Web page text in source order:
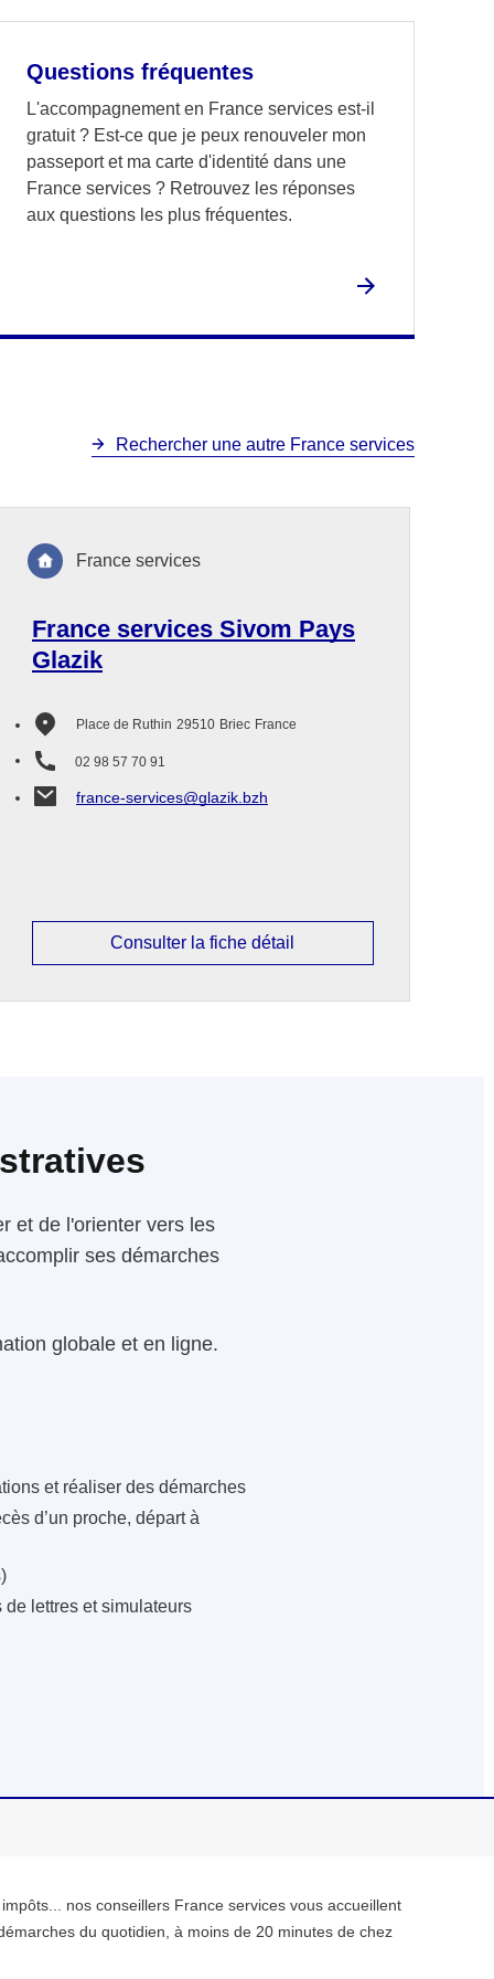
Questions fréquentes
L'accompagnement en France services est-il
gratuit ? Est-ce que je peux renouveler mon
passeport et ma carte d'identité dans une
France services ? Retrouvez les réponses
aux questions les plus fréquentes.
Rechercher une autre France services
France services Sivom Pays
Glazik
Place de Ruthin 29510 Briec France
02 98 57 70 91
france-services@glazik.bzh
France services
Consulter la fiche détail
et de l'orienter vers les
ses démarches
globale et en ligne.
et réaliser des démarches
d’un proche, départ à
lettres et simulateurs
nos conseillers France services vous accueillent
du quotidien, à moins de 20 minutes de chez